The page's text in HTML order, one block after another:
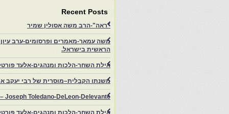
Recent Posts
"ראה"-הרב משה אסולין שמיר
משה עמאר-מאמרים ופרסומים-ערב
הראשית בישראל.
אילת השחר-הלכות ומנהגים-אלעד
משנתו הקבלית–מוסרית של רבי יעקב
Toledano-DeLeon-Delevante.